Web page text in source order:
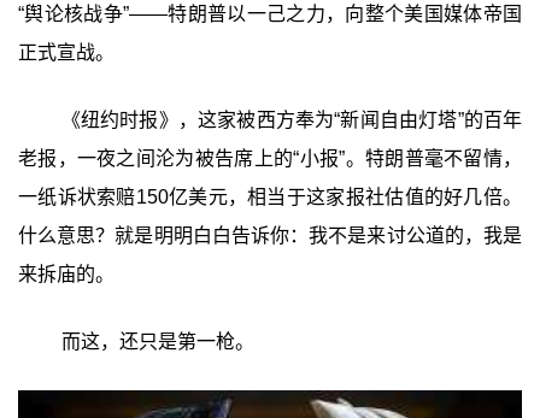
“舆论核战争”——特朗普以一己之力，向整个美国媒体帝国
正式宣战。
《纽约时报》，这家被西方奉为“新闻自由灯塔”的百年
老报，一夜之间沦为被告席上的“小报”。特朗普毫不留情，
一纸诉状索赔150亿美元，相当于这家报社估值的好几倍。
什么意思？就是明明白白告诉你：我不是来讨公道的，我是
来拆庙的。
而这，还只是第一枪。